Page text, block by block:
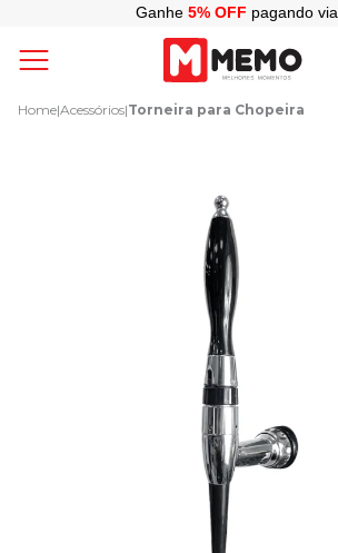
Ganhe 5% OFF pagando
Home|Acessórios|Torneira para Chopeira